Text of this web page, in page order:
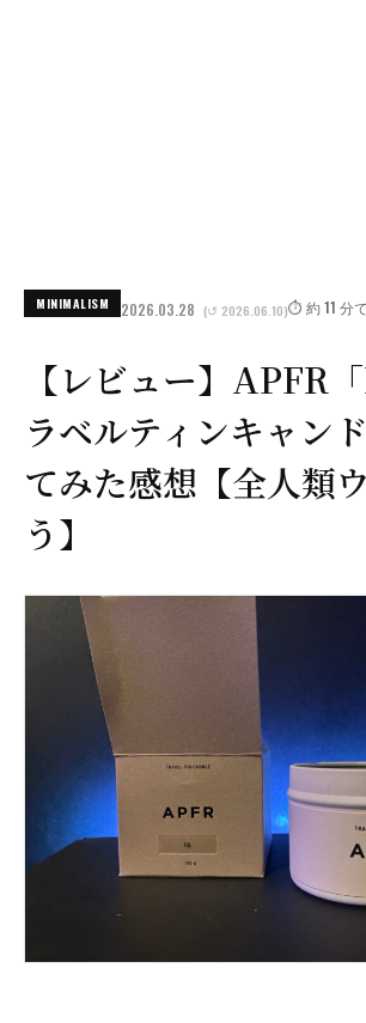
MINIMALISM 2026.03.28 (↺ 2026.06.10)⏱️ 約 11 分
【レビュー】APFR
ラベルティンキャン
てみた感想【全人類
う】